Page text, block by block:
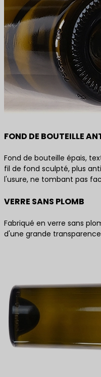
FOND DE BOUTEILLE
Fond de bouteille épais,
fil de fond sculpté, plus
l'usure, ne tombant pas
VERRE SANS PLOMB
Fabriqué en verre sans
d'une grande